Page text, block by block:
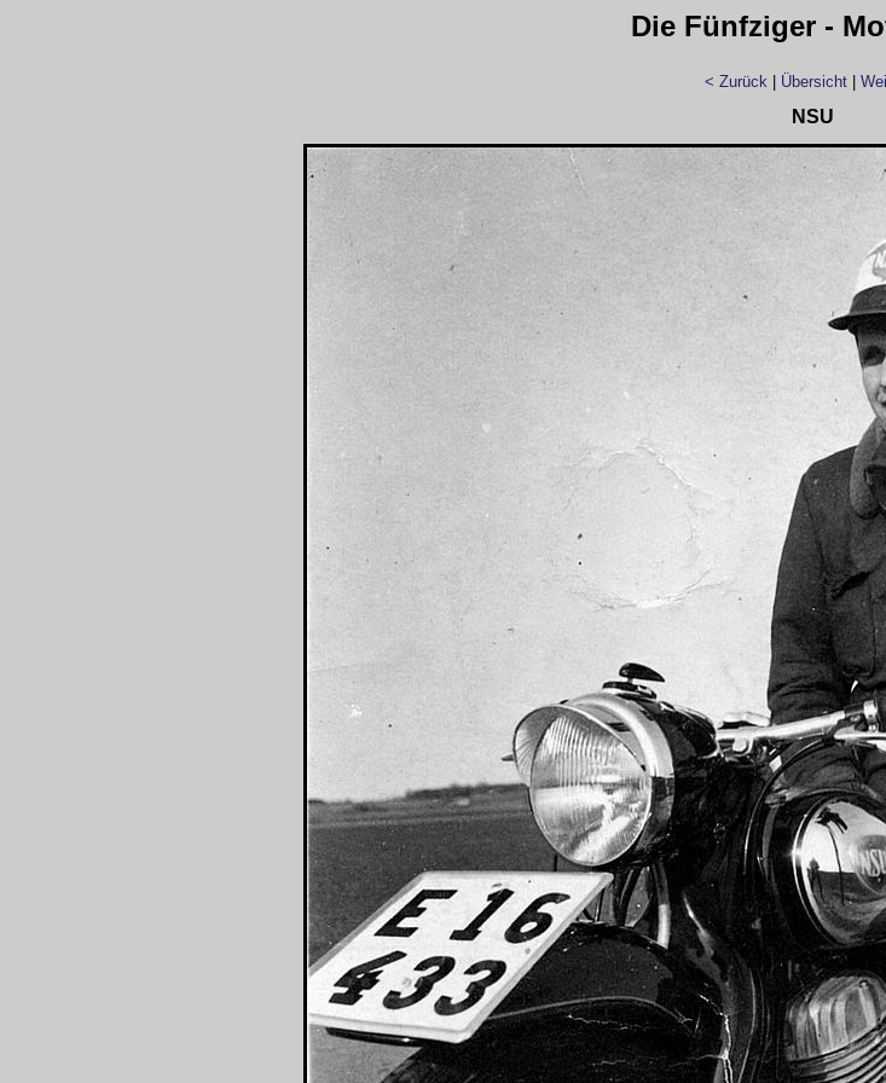
Die Fünfziger -
< Zurück Übersicht
NSU